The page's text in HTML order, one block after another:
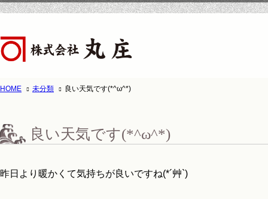
HOME 未分類 良い天気です(*^ω^*)
良い天気です(*^ω^*)
昨日より暖かくて気持ちが良いですね(*´艸`)